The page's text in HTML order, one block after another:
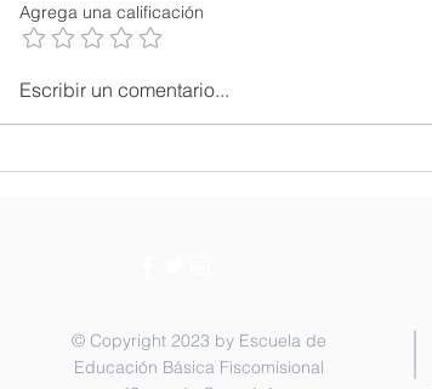
Ordenación Sacerdotal del
Agrega una calificación
Escribir un comentario...
© Copyright 2023 by Escuela de
Educación Básica Fiscomisional